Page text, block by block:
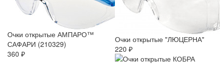
Очки открытые АМПАРО™
САФАРИ (210329)
360 ₽
Очки открытые "ЛЮЦЕРНА"
220 ₽